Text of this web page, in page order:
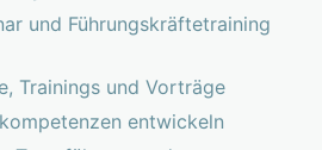
und Führungskräftetraining
Trainings und Vorträge
entwickeln